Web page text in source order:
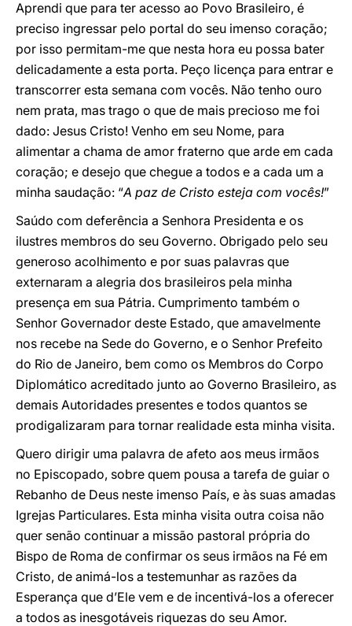
Aprendi que para ter acesso ao Povo Brasileiro, é
preciso ingressar pelo portal do seu imenso coração;
por isso permitam-me que nesta hora eu possa bater
delicadamente a esta porta. Peço licença para entrar e
transcorrer esta semana com vocês. Não tenho ouro
nem prata, mas trago o que de mais precioso me foi
dado: Jesus Cristo! Venho em seu Nome, para
alimentar a chama de amor fraterno que arde em cada
coração; e desejo que chegue a todos e a cada um a
minha saudação: “A paz de Cristo esteja com vocês!”
Saúdo com deferência a Senhora Presidenta e os
ilustres membros do seu Governo. Obrigado pelo seu
generoso acolhimento e por suas palavras que
externaram a alegria dos brasileiros pela minha
presença em sua Pátria. Cumprimento também o
Senhor Governador deste Estado, que amavelmente
nos recebe na Sede do Governo, e o Senhor Prefeito
do Rio de Janeiro, bem como os Membros do Corpo
Diplomático acreditado junto ao Governo Brasileiro, as
demais Autoridades presentes e todos quantos se
prodigalizaram para tornar realidade esta minha visita.
Quero dirigir uma palavra de afeto aos meus irmãos
no Episcopado, sobre quem pousa a tarefa de guiar o
Rebanho de Deus neste imenso País, e às suas amadas
Igrejas Particulares. Esta minha visita outra coisa não
quer senão continuar a missão pastoral própria do
Bispo de Roma de confirmar os seus irmãos na Fé em
Cristo, de animá-los a testemunhar as razões da
Esperança que d’Ele vem e de incentivá-los a oferecer
a todos as inesgotáveis riquezas do seu Amor.